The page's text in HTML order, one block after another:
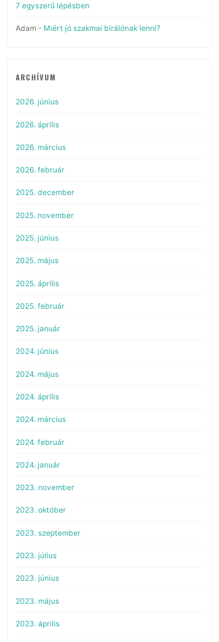
7 egyszerű lépésben
Adam - Miért jó szakmai bírálónak lenni?
ARCHÍVUM
2026. június
2026. április
2026. március
2026. február
2025. december
2025. november
2025. június
2025. május
2025. április
2025. február
2025. január
2024. június
2024. május
2024. április
2024. március
2024. február
2024. január
2023. november
2023. október
2023. szeptember
2023. július
2023. június
2023. május
2023. április